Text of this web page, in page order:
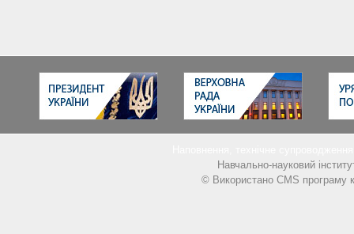
Навчально-науковий
© Використано CMS програму